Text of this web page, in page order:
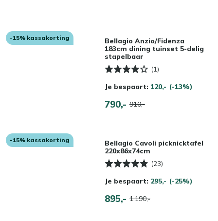
-15% kassakorting
Bellagio Anzio/Fidenza
183cm dining tuinset 5-delig
stapelbaar
(1)
Je bespaart: 120,- (-13%)
790,- 910,-
-15% kassakorting
Bellagio Cavoli picknicktafel
220x86x74cm
(23)
Je bespaart: 295,- (-25%)
895,- 1.190,-